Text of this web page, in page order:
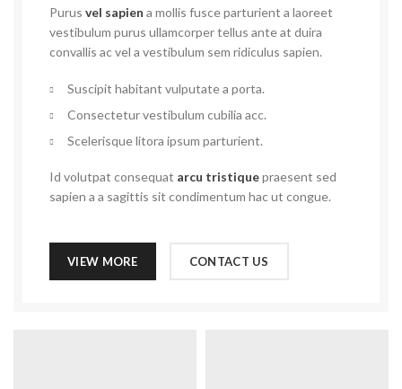
Purus vel sapien a mollis fusce parturient a laoreet
vestibulum purus ullamcorper tellus ante at duira
convallis ac vel a vestibulum sem ridiculus sapien.
Suscipit habitant vulputate a porta.
Consectetur vestibulum cubilia acc.
Scelerisque litora ipsum parturient.
Id volutpat consequat arcu tristiquepraesent sed
sapien a a sagittis sit condimentum hac ut congue.
VIEW MORE CONTACT US